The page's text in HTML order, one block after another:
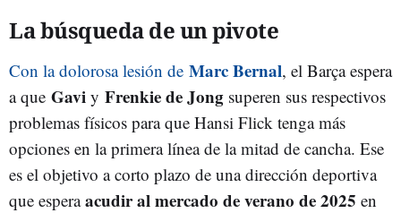
La búsqueda de un pivote
Con la dolorosa lesión de Marc Bernal, el Barça espera
a que Gavi y Frenkie de Jong superen sus respectivos
problemas físicos para que Hansi Flick tenga más
opciones en la primera línea de la mitad de cancha. Ese
es el objetivo a corto plazo de una dirección deportiva
que esperaacudir al mercado de verano de 2025 en